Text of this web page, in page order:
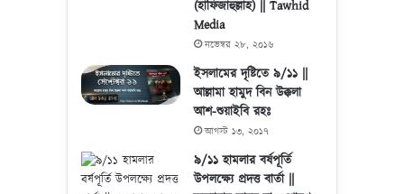
(হাফিজাহুল্লাহ) || Tawhid
Media
নভেম্বর ২৮, ২০১৬
ইসলামের দৃষ্টিতে ৯/১১ ||
আল্লামা হামুদ বিন উক্কলা
আশ-শুয়াইবি রহঃ
আগস্ট ১৩, ২০১৭
৯/১১ হামলার বর্ষপূর্তি
উপলক্ষ্যে প্রদত্ত বার্তা ||